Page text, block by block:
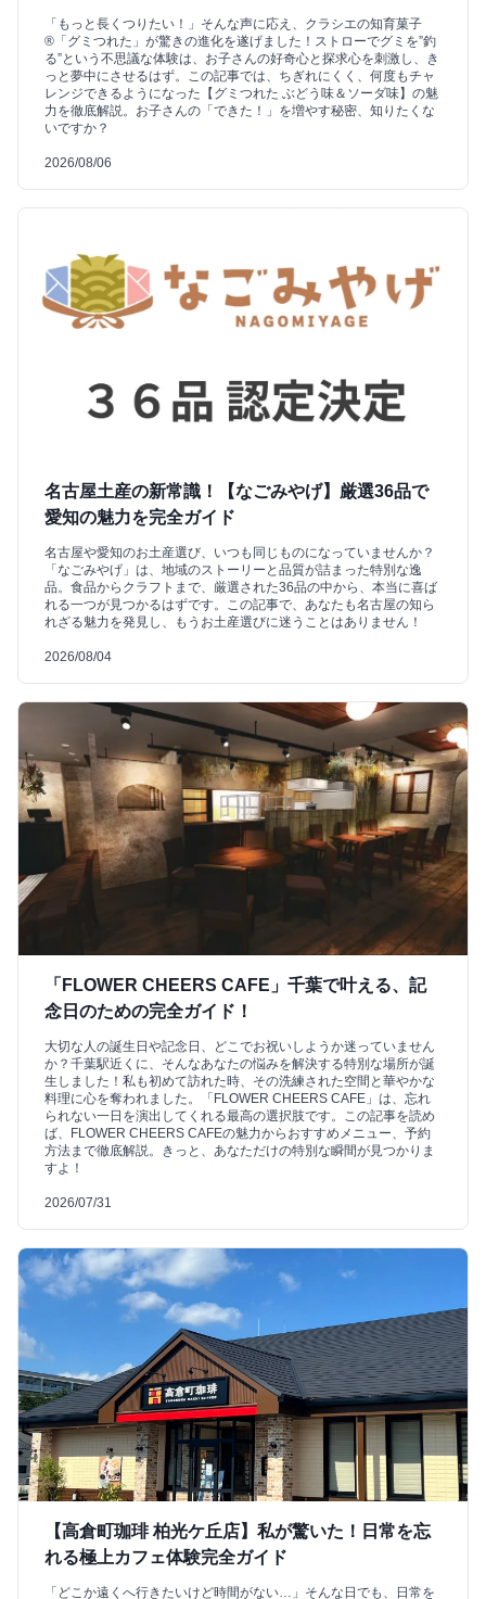
「もっと長くつりたい！」そんな声に応え、クラシエの知育菓子
®「グミつれた」が驚きの進化を遂げました！ストローでグミを”釣
る”という不思議な体験は、お子さんの好奇心と探求心を刺激し、き
っと夢中にさせるはず。この記事では、ちぎれにくく、何度もチャ
レンジできるようになった【グミつれた ぶどう味＆ソーダ味】の魅
力を徹底解説。お子さんの「できた！」を増やす秘密、知りたくな
いですか？
2026/08/06
名古屋土産の新常識！【なごみやげ】厳選36品で
愛知の魅力を完全ガイド
名古屋や愛知のお土産選び、いつも同じものになっていませんか？
「なごみやげ」は、地域のストーリーと品質が詰まった特別な逸
品。食品からクラフトまで、厳選された36品の中から、本当に喜ば
れる一つが見つかるはずです。この記事で、あなたも名古屋の知ら
れざる魅力を発見し、もうお土産選びに迷うことはありません！
2026/08/04
「FLOWER CHEERS CAFE」千葉で叶える、記
念日のための完全ガイド！
大切な人の誕生日や記念日、どこでお祝いしようか迷っていません
か？千葉駅近くに、そんなあなたの悩みを解決する特別な場所が誕
生しました！私も初めて訪れた時、その洗練された空間と華やかな
料理に心を奪われました。「FLOWER CHEERS CAFE」は、忘れ
られない一日を演出してくれる最高の選択肢です。この記事を読め
ば、FLOWER CHEERS CAFEの魅力からおすすめメニュー、予約
方法まで徹底解説。きっと、あなただけの特別な瞬間が見つかりま
すよ！
2026/07/31
【高倉町珈琲 柏光ケ丘店】私が驚いた！日常を忘
れる極上カフェ体験完全ガイド
「どこか遠くへ行きたいけど時間がない…」そんな日でも、日常を